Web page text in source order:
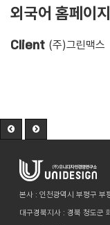
외국어 홈페이
Client (주)그린맥스
본사 : 인천광역시 부평구 부
대구경북지사 : 경북 청도군